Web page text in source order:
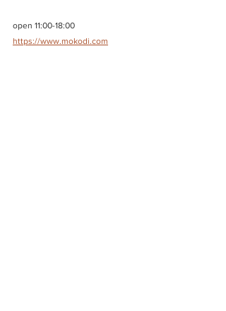
open 11:00-18:00
https://www.mokodi.com